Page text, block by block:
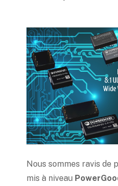
Nous sommes ravis de
mis à niveau